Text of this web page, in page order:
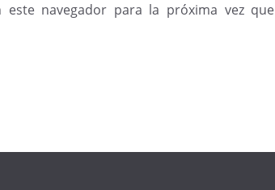
navegador para la próxima vez que